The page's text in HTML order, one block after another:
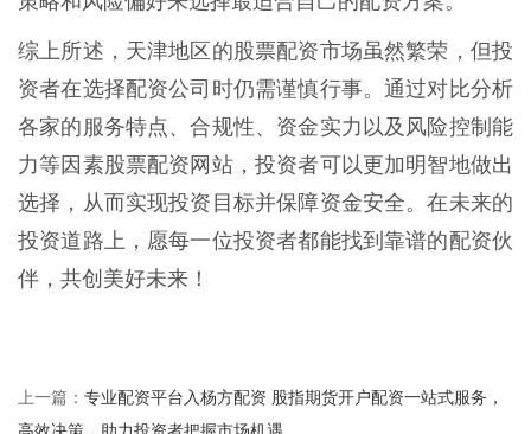
综上所述，天津地区的股票配资市场虽然繁荣，但投
资者在选择配资公司时仍需谨慎行事。通过对比分析
各家的服务特点、合规性、资金实力以及风险控制能
力等因素股票配资网站，投资者可以更加明智地做出
选择，从而实现投资目标并保障资金安全。在未来的
投资道路上，愿每一位投资者都能找到靠谱的配资伙
伴，共创美好未来！
上一篇： 专业配资平台入杨方配资 股指期货开户配资一站式服务，